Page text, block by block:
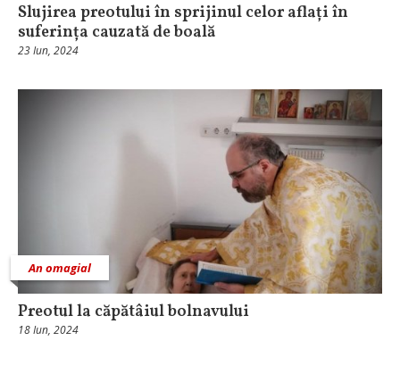
Slujirea preotului în sprijinul celor aflați în
suferința cauzată de boală
23 Iun, 2024
An omagial
Preotul la căpătâiul bolnavului
18 Iun, 2024